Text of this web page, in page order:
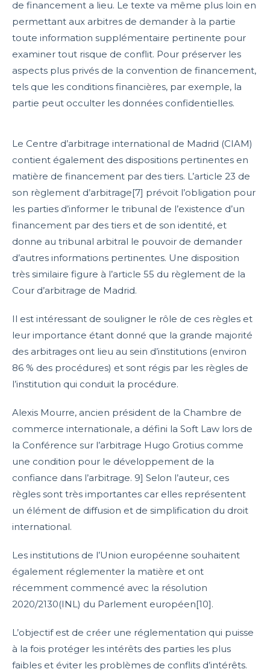
de financement a lieu. Le texte va même plus loin en
permettant aux arbitres de demander à la partie
toute information supplémentaire pertinente pour
examiner tout risque de conflit. Pour préserver les
aspects plus privés de la convention de financement,
tels que les conditions financières, par exemple, la
partie peut occulter les données confidentielles.
Le Centre d’arbitrage international de Madrid (CIAM)
contient également des dispositions pertinentes en
matière de financement par des tiers. L’article 23 de
son règlement d’arbitrage[7] prévoit l’obligation pour
les parties d’informer le tribunal de l’existence d’un
financement par des tiers et de son identité, et
donne au tribunal arbitral le pouvoir de demander
d’autres informations pertinentes. Une disposition
très similaire figure à l’article 55 du règlement de la
Cour d’arbitrage de Madrid.
Il est intéressant de souligner le rôle de ces règles et
leur importance étant donné que la grande majorité
des arbitrages ont lieu au sein d’institutions (environ
86 % des procédures) et sont régis par les règles de
l’institution qui conduit la procédure.
Alexis Mourre, ancien président de la Chambre de
commerce internationale, a défini la Soft Law lors de
la Conférence sur l’arbitrage Hugo Grotius comme
une condition pour le développement de la
confiance dans l’arbitrage. 9] Selon l’auteur, ces
règles sont très importantes car elles représentent
un élément de diffusion et de simplification du droit
international.
Les institutions de l’Union européenne souhaitent
également réglementer la matière et ont
récemment commencé avec la résolution
2020/2130(INL) du Parlement européen[10].
L’objectif est de créer une réglementation qui puisse
à la fois protéger les intérêts des parties les plus
faibles et éviter les problèmes de conflits d’intérêts.